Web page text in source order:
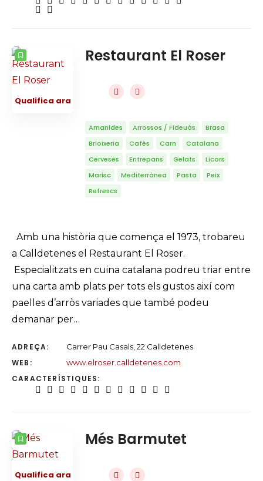
Qualifica ara
Restaurant El Roser
Amanides Arrossos / Fideuàs
Brasa
Brioixeria
Cafès Carn
Catalana
Cerveses
Entrepans Gelats
Licors
Marisc
Mediterrànea Pasta
Peix
Refrescs
Amb una història que comença el 1973, trobareu
a Calldetenes el Restaurant El Roser.
Especialitzats en cuina catalana podreu triar entre
una carta amb plats per tots els gustos així com
paelles d’arròs variades que també podeu
demanar per…
ADREÇA: Carrer Pau Casals, 22 Calldetenes
WEB: www.elroser.calldetenes.com
CARACTERÍSTIQUES:
Qualifica ara
Més Barmutet